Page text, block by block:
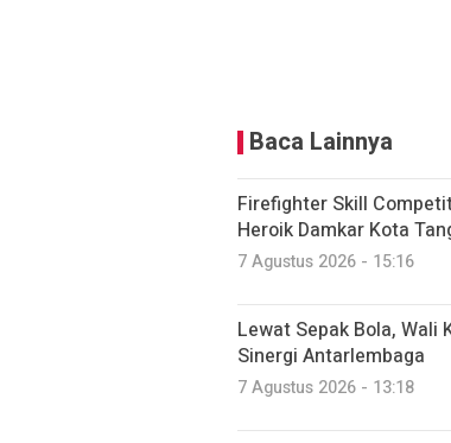
Baca Lainnya
Firefighter Skill
Heroik Damkar Kota
7 Agustus 2026 - 15:16
Lewat Sepak Bola, Wali
Sinergi Antarlembaga
7 Agustus 2026 - 13:18